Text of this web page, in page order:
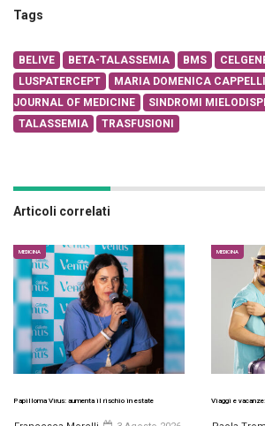
Tags
BELIVE BETA-TALASSEMIA BMS
LUSPATERCEPT
MARIA DOMENICA
JOURNAL OF MEDICINE
SINDROMI
TALASSEMIA
TRASFUSIONI
Articoli correlati
MEDICINA
Papilloma Virus: aumenta il rischio in estate
MEDICINA
Viaggi e